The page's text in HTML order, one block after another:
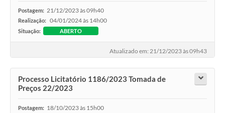
Postagem: 21/12/2023 às 09h40
Realização: 04/01/2024 às 14h00
Situação: ABERTO
Atualizado em: 21/12/2023 às 09h43
Processo Licitatório 1186/2023 Tomada de
Preços 22/2023
Postagem: 18/10/2023 às 15h00